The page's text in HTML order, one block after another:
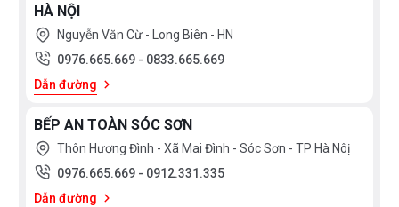
HÀ NỘI
Nguyễn Văn Cừ - Long Biên - HN
0976.665.669 - 0833.665.669
Dẫn đường
BẾP AN TOÀN SÓC SƠN
Thôn Hương Đình - Xã Mai Đình - Sóc Sơn - TP Hà Nôị
0976.665.669 - 0912.331.335
Dẫn đường